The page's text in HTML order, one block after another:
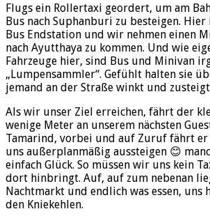
Flugs ein Rollertaxi geordert, um am
Bus nach Suphanburi zu besteigen.
Bus Endstation und wir nehmen einen
nach Ayutthaya zu kommen. Und wie
Fahrzeuge hier, sind Bus und Minivan
„Lumpensammler“. Gefühlt halten sie
jemand an der Straße winkt und
Als wir unser Ziel erreichen, fährt der
wenige Meter an unserem nächsten
Tamarind, vorbei und auf Zuruf fährt
uns außerplanmäßig aussteigen 😊
einfach Glück. So müssen wir uns kein
dort hinbringt. Auf, auf zum nebenan
Nachtmarkt und endlich was essen, uns
den Kniekehlen.